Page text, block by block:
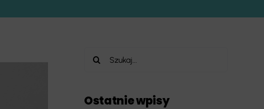
Szukaj
Ostatnie wpisy